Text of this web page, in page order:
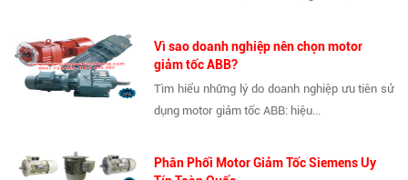
Vì sao doanh nghiệp nên chọn motor
giảm tốc ABB?
Tìm hiểu những lý do doanh nghiệp ưu tiên sử
dụng motor giảm tốc ABB: hiệu...
Phân Phối Motor Giảm Tốc Siemens Uy